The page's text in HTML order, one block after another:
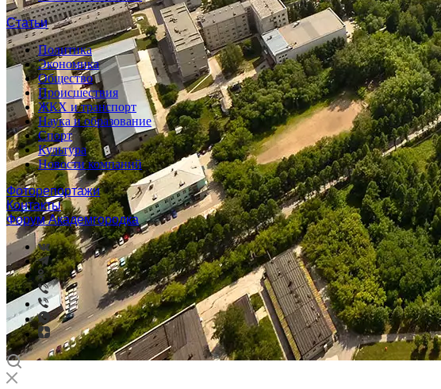
Статьи
Политика
Экономика
Общество
Происшествия
ЖКХ и транспорт
Наука и образование
Спорт
Культура
Новости компаний
Фоторепортажи
Контакты
Форум Академгородка